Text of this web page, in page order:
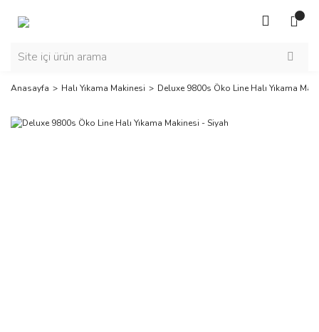
Anasayfa Halı Yıkama Makinesi Deluxe 9800s Öko Line Halı Yıkama